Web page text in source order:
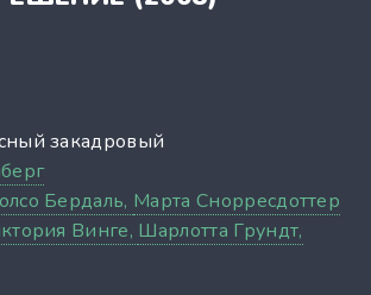
закадровый
Бердаль, Марта Снорресдоттер
Винге, Шарлотта Грундт,